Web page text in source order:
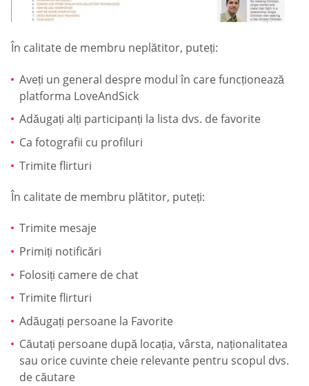
În calitate de membru neplătitor, puteți:
Aveți un general despre modul în care funcționează
platforma LoveAndSick
Adăugați alți participanți la lista dvs. de favorite
Ca fotografii cu profiluri
Trimite flirturi
În calitate de membru plătitor, puteți:
Trimite mesaje
Primiți notificări
Folosiți camere de chat
Trimite flirturi
Adăugați persoane la Favorite
Căutați persoane după locația, vârsta, naționalitatea
sau orice cuvinte cheie relevante pentru scopul dvs.
de căutare